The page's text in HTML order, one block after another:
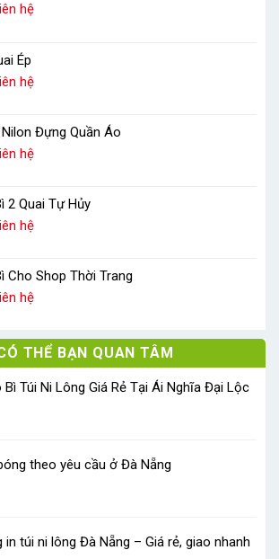
hệ
Ép
hệ
Nilon Đựng Quần Áo
hệ
2 Quai Tự Hủy
hệ
Cho Shop Thời Trang
hệ
THỂ BẠN QUAN TÂM
Bì Túi Ni Lông Giá Rẻ Tại Ái Nghĩa Đại Lộc
theo yêu cầu ở Đà Nẵng
in túi ni lông Đà Nẵng – Giá rẻ, giao nhanh